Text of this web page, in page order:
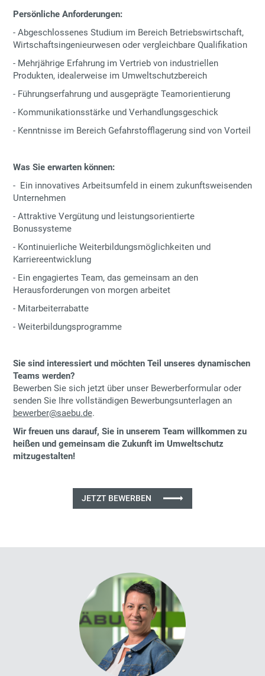
Persönliche Anforderungen:
- Abgeschlossenes Studium im Bereich Betriebswirtschaft,
Wirtschaftsingenieurwesen oder vergleichbare Qualifikation
- Mehrjährige Erfahrung im Vertrieb von industriellen
Produkten, idealerweise im Umweltschutzbereich
- Führungserfahrung und ausgeprägte Teamorientierung
- Kommunikationsstärke und Verhandlungsgeschick
- Kenntnisse im Bereich Gefahrstofflagerung sind von Vorteil
Was Sie erwarten können:
- Ein innovatives Arbeitsumfeld in einem zukunftsweisenden
Unternehmen
- Attraktive Vergütung und leistungsorientierte
Bonussysteme
- Kontinuierliche Weiterbildungsmöglichkeiten und
Karriereentwicklung
- Ein engagiertes Team, das gemeinsam an den
Herausforderungen von morgen arbeitet
- Mitarbeiterrabatte
- Weiterbildungsprogramme
Sie sind interessiert und möchten Teil unseres dynamischen
Teams werden?
Bewerben Sie sich jetzt über unser Bewerberformular oder
senden Sie Ihre vollständigen Bewerbungsunterlagen an
bewerber@saebu.de.
Wir freuen uns darauf, Sie in unserem Team willkommen zu
heißen und gemeinsam die Zukunft im Umweltschutz
mitzugestalten!
JETZT BEWERBEN